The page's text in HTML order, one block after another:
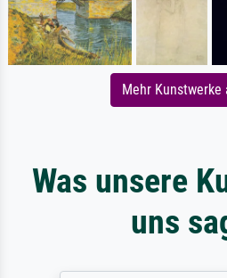
Mehr Kunstwerke
Was unsere
uns